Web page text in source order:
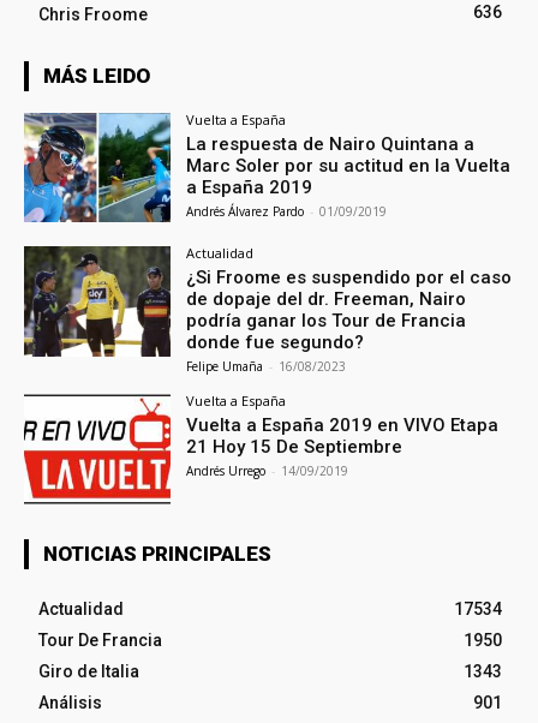
Chris Froome
636
MÁS LEIDO
Vuelta a España
La respuesta de Nairo Quintana a
Marc Soler por su actitud en la Vuelta
a España 2019
Andrés Álvarez Pardo - 01/09/2019
Actualidad
¿Si Froome es suspendido por el caso
de dopaje del dr. Freeman, Nairo
podría ganar los Tour de Francia
donde fue segundo?
Felipe Umaña - 16/08/2023
Vuelta a España
Vuelta a España 2019 en VIVO Etapa
21 Hoy 15 De Septiembre
Andrés Urrego - 14/09/2019
NOTICIAS PRINCIPALES
Actualidad
17534
Tour De Francia
1950
Giro de Italia
1343
Análisis
901